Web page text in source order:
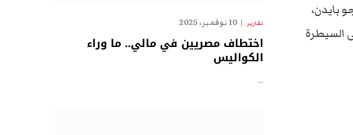
بايدن،
السيطرة
تقارير 10 نوفمبر، 2025
اختطاف مصريين في مالي.. ما وراء
الكواليس
…